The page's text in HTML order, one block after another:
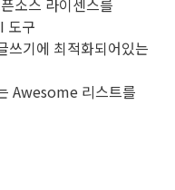
도구
쓰기에 최적화되어있는
Awesome 리스트를